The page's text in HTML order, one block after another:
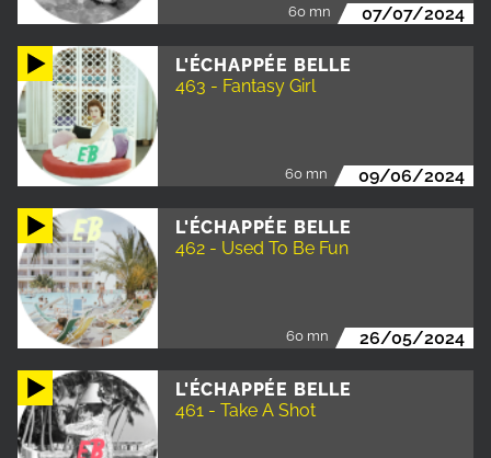
60 mn 07/07/2024
L'ÉCHAPPÉE BELLE
463 - Fantasy Girl
60 mn 09/06/2024
L'ÉCHAPPÉE BELLE
462 - Used To Be Fun
60 mn 26/05/2024
L'ÉCHAPPÉE BELLE
461 - Take A Shot